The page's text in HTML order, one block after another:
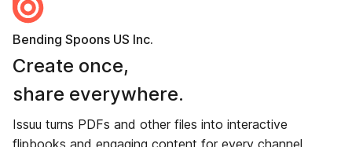
Bending Spoons US Inc.
Create once,
share everywhere.
Issuu turns PDFs and other files into interactive
flipbooks and engaging content for every channel.